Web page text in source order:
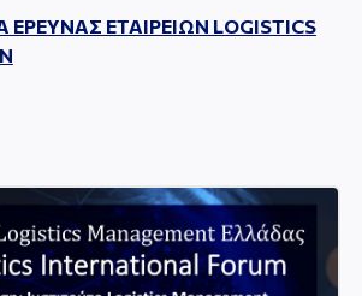
ΕΤΑΙΡΕΙΩΝ LOGISTICS